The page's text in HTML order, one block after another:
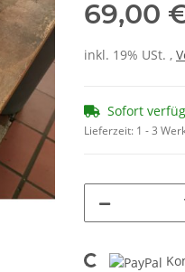
69,00
inkl. 19% USt. ,
Sofort
Lieferzeit: 1 - 3
Loading...